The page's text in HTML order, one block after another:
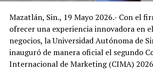
Mazatlán, Sin., 19 Mayo 2026.- Con el
ofrecer una experiencia innovadora en
negocios, la Universidad Autónoma de
inauguró de manera oficial el segundo
Internacional de Marketing (CIMA)